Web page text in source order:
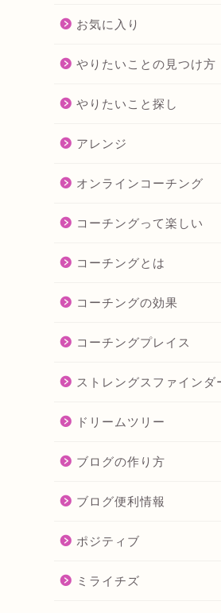
お気に入り
やりたいことの見つけ方
やりたいこと探し
アレンジ
オンラインコーチング
コーチングって楽しい
コーチングとは
コーチングの効果
コーチングプレイス
ストレングスファインダ
ドリームツリー
ブログの作り方
ブログ便利情報
ポジティブ
ミライチズ